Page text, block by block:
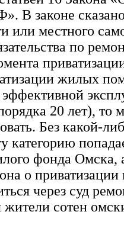
В законе
или местного
по
жилых
20 лет), то
Без какой-
категорию
фонда Омска,
о
через суд
жители сотен